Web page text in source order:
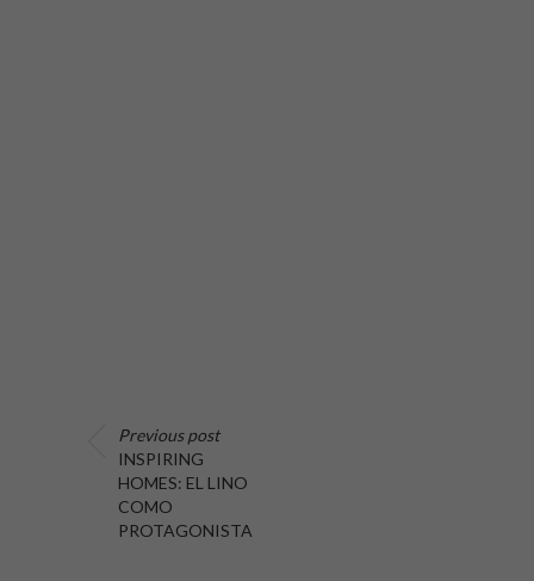
Previous post
INSPIRING
HOMES: EL LINO
COMO
PROTAGONISTA